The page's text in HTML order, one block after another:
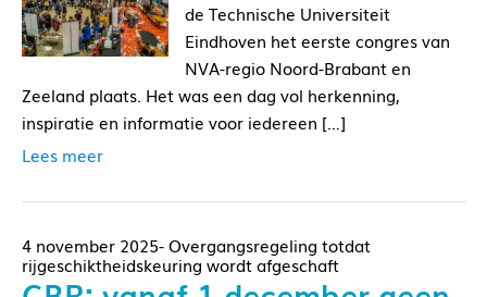
de Technische Universiteit
Eindhoven het eerste congres van
NVA-regio Noord-Brabant en
Zeeland plaats. Het was een dag vol herkenning,
inspiratie en informatie voor iedereen […]
Lees meer
4 november 2025- Overgangsregeling totdat
rijgeschiktheidskeuring wordt afgeschaft